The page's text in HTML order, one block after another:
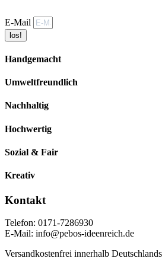
E-Mail
los!
Handgemacht
Umweltfreundlich
Nachhaltig
Hochwertig
Sozial & Fair
Kreativ
Kontakt
Telefon: 0171-7286930
E-Mail: info@pebos-ideenreich.de
Versandkostenfrei innerhalb Deutschlands